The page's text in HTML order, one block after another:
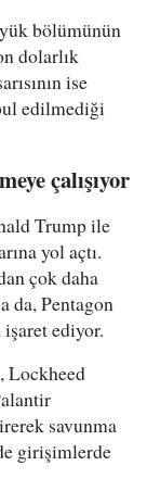
bölümünün
dolarlık
ise
edilmediği
çalışıyor
Trump ile
yol açtı.
çok daha
da, Pentagon
ediyor.
Lockheed
savunma
girişimlerde